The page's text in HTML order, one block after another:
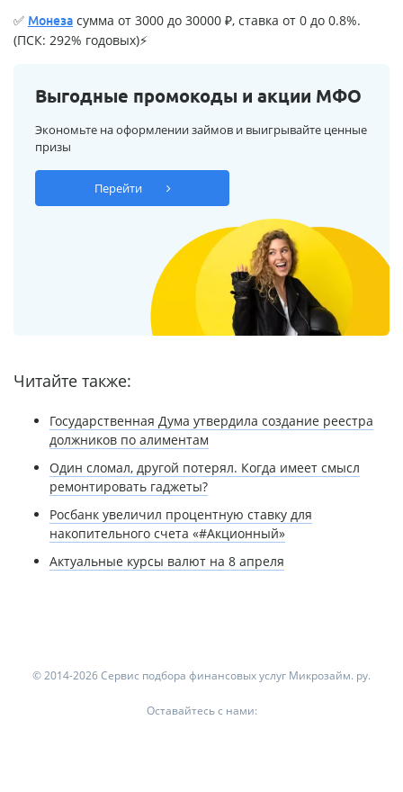
✅ Монеза сумма от 3000 до 30000 ₽, ставка от 0 до 0.8%.
(ПСК: 292% годовых)⚡
Выгодные промокоды и акции МФО
Экономьте на оформлении займов и выигрывайте ценные
призы
Перейти
Читайте также:
Государственная Дума утвердила создание реестра
должников по алиментам
Один сломал, другой потерял. Когда имеет смысл
ремонтировать гаджеты?
Росбанк увеличил процентную ставку для
накопительного счета «#Акционный»
Актуальные курсы валют на 8 апреля
© 2014-2026 Сервис подбора финансовых услуг Микрозайм. ру.
Оставайтесь с нами: